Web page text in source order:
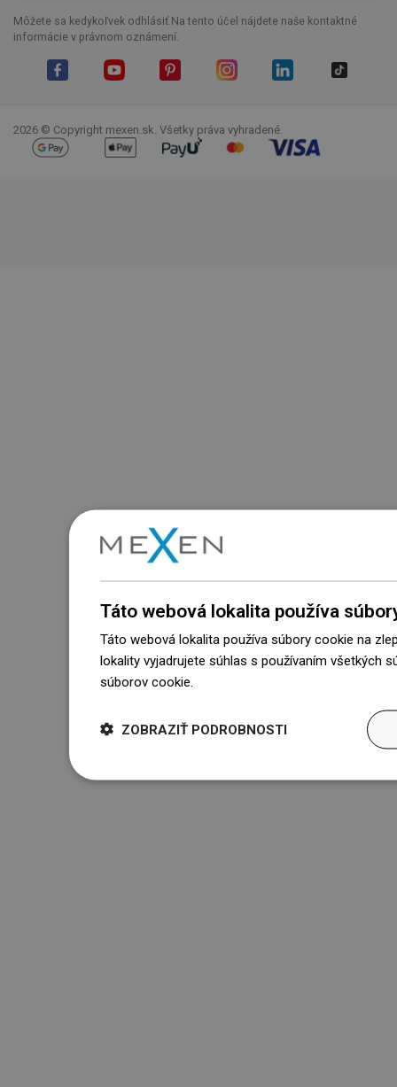
Môžete sa kedykoľvek odhlásiť.Na tento účel nájdete naše kontaktné
informácie v právnom oznámení.
2026 © Copyright mexen.sk. Všetky práva vyhradené.
Táto webová lokalita používa
Táto webová lokalita používa súbory cookie na
lokality vyjadrujete súhlas s používaním všetkých
súborov cookie.
ZOBRAZIŤ PODROBNOSTI